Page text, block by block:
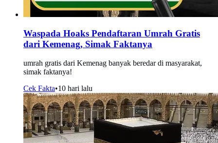
Waspada Hoaks Pendaftaran Umrah Gratis
dari Kemenag, Simak Faktanya
umrah gratis dari Kemenag banyak beredar di masyarakat,
simak faktanya!
Cek Fakta•10 hari lalu